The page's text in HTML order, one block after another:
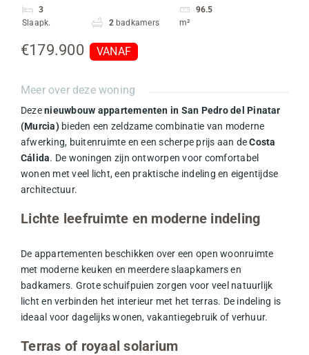
3
Slaapk.
2 badkamers
96.5
m²
€179.900 VANAF
Meer over deze woning
Dezenieuwbouw appartementen in San Pedro del Pinatar
(Murcia)bieden een zeldzame combinatie van moderne
afwerking, buitenruimte en een scherpe prijs aan deCosta
Cálida. De woningen zijn ontworpen voor comfortabel
wonen met veel licht, een praktische indeling en eigentijdse
architectuur.
Lichte leefruimte en moderne indeling
De appartementen beschikken over een open woonruimte
met moderne keuken en meerdere slaapkamers en
badkamers. Grote schuifpuien zorgen voor veel natuurlijk
licht en verbinden het interieur met het terras. De indeling is
ideaal voor dagelijks wonen, vakantiegebruik of verhuur.
Terras of royaal solarium